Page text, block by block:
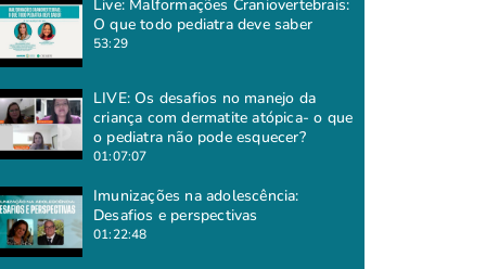
Live: Malformações Craniovertebrais:
O que todo pediatra deve saber
53:29
LIVE: Os desafios no manejo da
criança com dermatite atópica- o que
o pediatra não pode esquecer?
01:07:07
Imunizações na adolescência:
Desafios e perspectivas
01:22:48